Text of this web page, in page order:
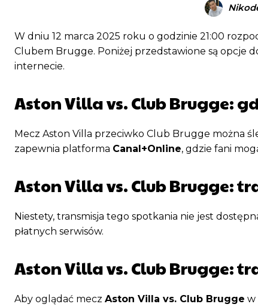
W dniu 12 marca 2025 roku o godzinie 21:00
Clubem Brugge. Poniżej przedstawione są opcje
internecie.
Aston Villa vs. Club Brugge:
Mecz Aston Villa przeciwko Club Brugge można
zapewnia platforma Canal+Online, gdzie fani
Aston Villa vs. Club Brugge:
Niestety, transmisja tego spotkania nie jest
płatnych serwisów.
Aston Villa vs. Club Brugge:
Aby oglądać mecz Aston Villa vs. Club Brugge w